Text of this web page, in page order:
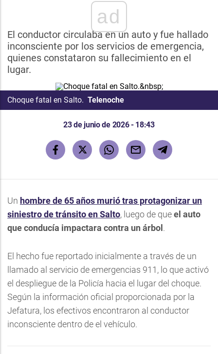
ad
El conductor circulaba en un auto y fue hallado
inconsciente por los servicios de emergencia,
quienes constataron su fallecimiento en el
lugar.
Choque fatal en Salto. Telenoche
23 de junio de 2026 - 18:43
Un hombre de 65 años murió tras protagonizar un
siniestro de tránsito en Salto, luego de queel auto
que conducía impactara contra un árbol .
El hecho fue reportado inicialmente a través de un
llamado al servicio de emergencias 911, lo que activó
el despliegue de la Policía hacia el lugar del choque.
Según la información oficial proporcionada por la
Jefatura, los efectivos encontraron al conductor
inconsciente dentro de el vehículo.